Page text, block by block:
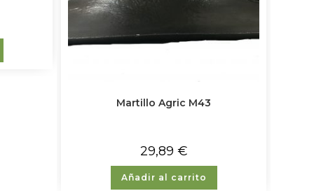
Martillo Agric M43
29,89 €
Añadir al carrito